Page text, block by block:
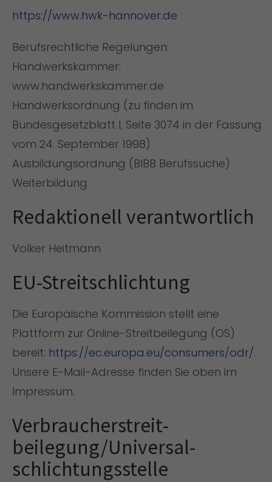
https://www.hwk-hannover.de
Berufsrechtliche Regelungen:
Handwerkskammer:
www.handwerkskammer.de
Handwerksordnung (zu finden im
Bundesgesetzblatt I, Seite 3074 in der Fassung
vom 24. September 1998)
Ausbildungsordnung (BIBB Berufssuche)
Weiterbildung
Redaktionell verantwortlich
Volker Heitmann
EU-Streitschlichtung
Die Europäische Kommission stellt eine
Plattform zur Online-Streitbeilegung (OS)
bereit: https://ec.europa.eu/consumers/odr/.
Unsere E-Mail-Adresse finden Sie oben im
Impressum.
Verbraucher­streit­
beilegung/Universal­
schlichtungs­stelle